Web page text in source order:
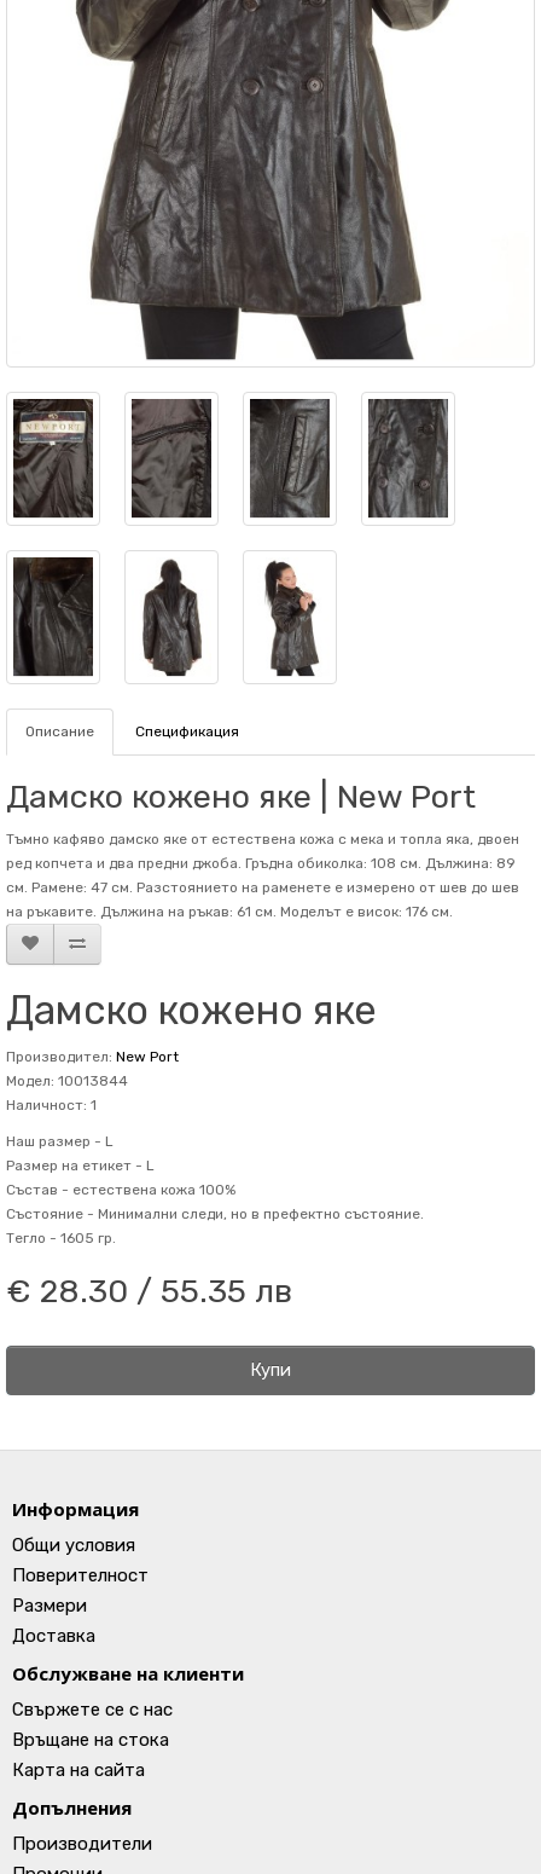
Описание Спецификация
Дамско кожено яке | New Port
Тъмно кафяво дамско яке от естествена кожа с мека и топла яка, двоен
ред копчета и два предни джоба. Гръдна обиколка: 108 см. Дължина: 89
см. Рамене: 47 см. Разстоянието на раменете е измерено от шев до шев
на ръкавите. Дължина на ръкав: 61 см. Mоделът е висок: 176 см.
Дамско кожено яке
Производител: New Port
Модел: 10013844
Наличност: 1
Наш размер - L
Размер на етикет - L
Състав - естествена кожа 100%
Състояние - Минимални следи, но в префектно състояние.
Тегло - 1605 гр.
€ 28.30 / 55.35 лв
Купи
Информация
Общи условия
Поверителност
Размери
Доставка
Обслужване на клиенти
Свържете се с нас
Връщане на стока
Карта на сайта
Допълнения
Производители